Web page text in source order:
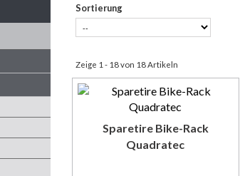
Sortierung
Zeige 1 - 18 von 18 Artikeln
Sparetire Bike-Rack
Quadratec